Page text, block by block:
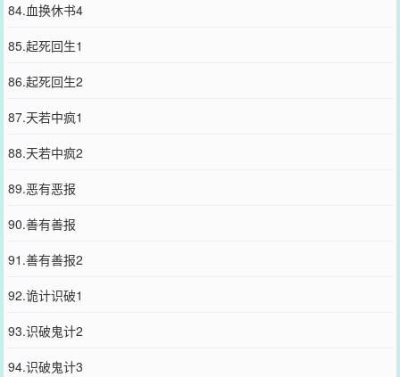
84.血换休书4
85.起死回生1
86.起死回生2
87.天若中疯1
88.天若中疯2
89.恶有恶报
90.善有善报
91.善有善报2
92.诡计识破1
93.识破鬼计2
94.识破鬼计3